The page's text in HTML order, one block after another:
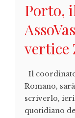
Porto,
vertice
Il
Romano,
scriverlo,
quotidiano